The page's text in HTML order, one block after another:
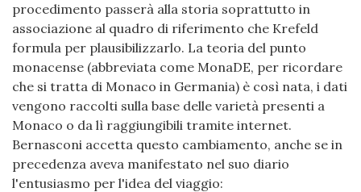
procedimento passerà alla storia soprattutto in
associazione al quadro di riferimento che Krefeld
formula per plausibilizzarlo. La teoria del punto
monacense (abbreviata come MonaDE, per ricordare
che si tratta di Monaco in Germania) è così nata, i dati
vengono raccolti sulla base delle varietà presenti a
Monaco o da lì raggiungibili tramite internet.
Bernasconi accetta questo cambiamento, anche se in
precedenza aveva manifestato nel suo diario
l'entusiasmo per l'idea del viaggio: